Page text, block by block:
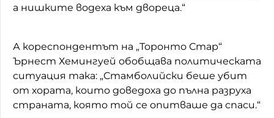
а нишките водеха към двореца.“
А кореспондентът на „Торонто Стар“
Ърнест Хемингуей обобщава политическата
ситуация така: „Стамболийски беше убит
от хората, които доведоха до пълна разруха
страната, която той се опитваше да спаси.“